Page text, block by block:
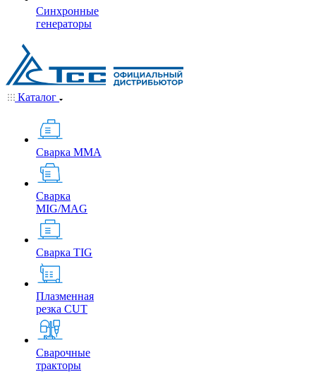
Синхронные
генераторы
Каталог
Сварка MMA
Сварка
MIG/MAG
Сварка TIG
Плазменная
резка CUT
Сварочные
тракторы